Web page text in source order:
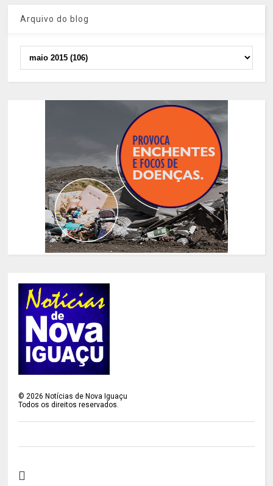
Arquivo do blog
©2026 Notícias de Nova Iguaçu
Todos os direitos reservados.